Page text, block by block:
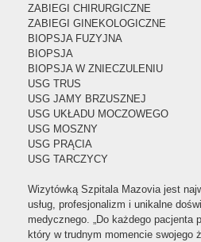
ZABIEGI CHIRURGICZNE
ZABIEGI GINEKOLOGICZNE
BIOPSJA FUZYJNA
BIOPSJA
BIOPSJA W ZNIECZULENIU
USG TRUS
USG JAMY BRZUSZNEJ
USG UKŁADU MOCZOWEGO
USG MOSZNY
USG PRĄCIA
USG TARCZYCY
Wizytówką Szpitala Mazovia jest
usług, profesjonalizm i unikalne
medycznego. „Do każdego pacjenta
który w trudnym momencie swojego